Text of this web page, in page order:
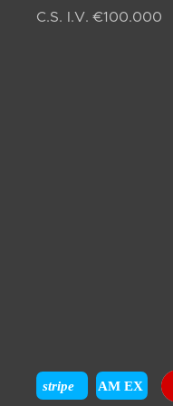
C.S. I.V. €100.000
stripe AM EX